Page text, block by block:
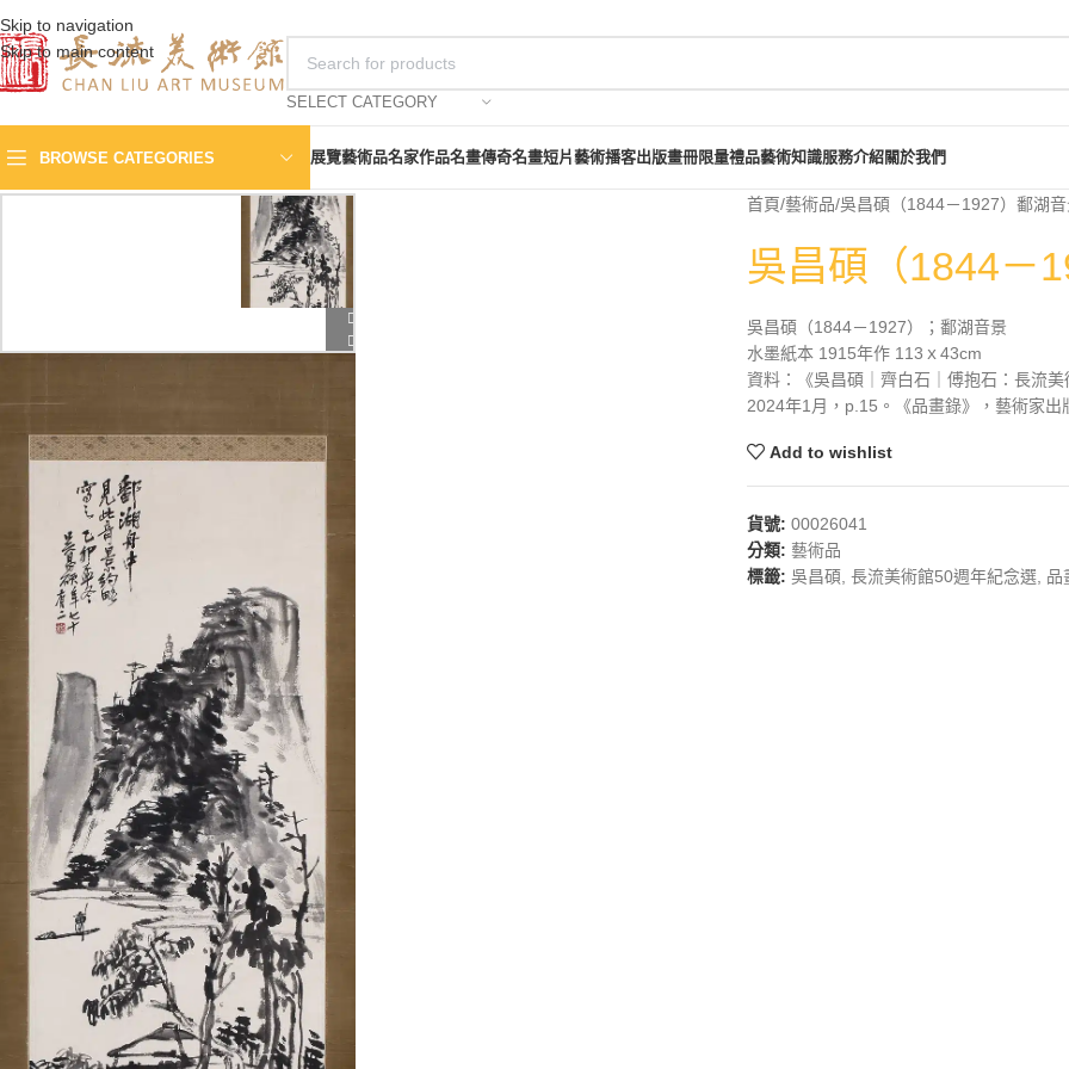
Skip to navigation
Skip to main content
SELECT CATEGORY
BROWSE CATEGORIES 展覽藝術品名家作品名畫傳奇名畫短片藝術播客出版畫冊限量禮品藝術知識服務介紹關於我們
首頁 藝術品 吳昌碩（1844－1927）鄱湖
吳昌碩（1844－
吳昌碩（1844－1927）；鄱湖音景
水墨紙本 1915年作 113ｘ43cm
資料：《吳昌碩｜齊白石｜傅抱石：長流
2024年1月，p.15。《品畫錄》，藝術家
Add to wishlist
貨號: 00026041
分類: 藝術品
標籤: 吳昌碩, 長流美術館50週年紀念選, 品